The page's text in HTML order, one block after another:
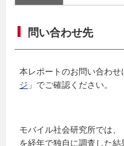
問い合わせ先
本レポートのお問い合わせ
ジ 」でご確認ください。
モバイル社会研究所では
を経年で独自に調査した